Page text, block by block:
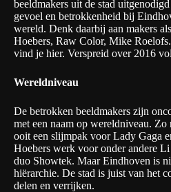
beeldmakers uit de stad
gevoel en betrokkenheid bij
wereld. Denk daarbij aan makers
Hoebers, Raw Color, Mike Roelofs.
vind je hier. Verspreid over 2016
Wereldniveau
De betrokken beeldmakers zijn
met een naam op wereldniveau. Zo
ooit een slijmpak voor Lady Gaga
Hoebers werk voor onder andere
duo Showtek. Maar Eindhoven is
hiërarchie. De stad is juist van het
delen en verrijken.